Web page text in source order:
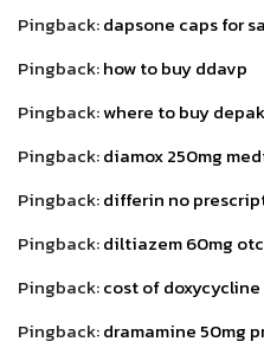
Pingback:dapsone caps for
Pingback:how to buy ddavp
Pingback:where to buy
Pingback:diamox 250mg
Pingback:differin no
Pingback:diltiazem 60mg otc
Pingback:cost of doxycycline
Pingback:dramamine 50mg